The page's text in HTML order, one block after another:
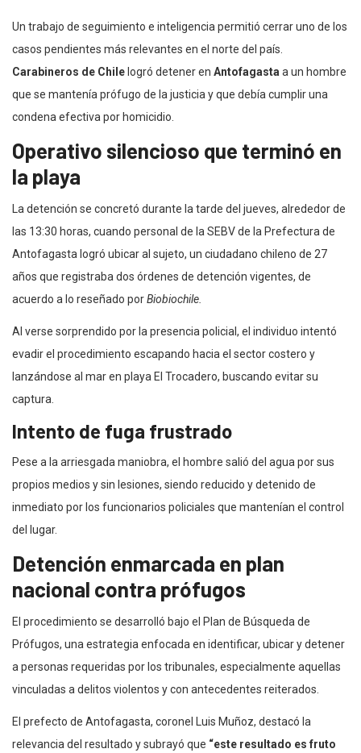
Un trabajo de seguimiento e inteligencia permitió cerrar uno de los
casos pendientes más relevantes en el norte del país.
Carabineros de Chile logró detener en Antofagasta a un hombre
que se mantenía prófugo de la justicia y que debía cumplir una
condena efectiva por homicidio.
Operativo silencioso que terminó en
la playa
La detención se concretó durante la tarde del jueves, alrededor de
las 13:30 horas, cuando personal de la SEBV de la Prefectura de
Antofagasta logró ubicar al sujeto, un ciudadano chileno de 27
años que registraba dos órdenes de detención vigentes, de
acuerdo a lo reseñado porBiobiochile.
Al verse sorprendido por la presencia policial, el individuo intentó
evadir el procedimiento escapando hacia el sector costero y
lanzándose al mar en playa El Trocadero, buscando evitar su
captura.
Intento de fuga frustrado
Pese a la arriesgada maniobra, el hombre salió del agua por sus
propios medios y sin lesiones, siendo reducido y detenido de
inmediato por los funcionarios policiales que mantenían el control
del lugar.
Detención enmarcada en plan
nacional contra prófugos
El procedimiento se desarrolló bajo el Plan de Búsqueda de
Prófugos, una estrategia enfocada en identificar, ubicar y detener
a personas requeridas por los tribunales, especialmente aquellas
vinculadas a delitos violentos y con antecedentes reiterados.
El prefecto de Antofagasta, coronel Luis Muñoz, destacó la
relevancia del resultado y subrayó que “este resultado es fruto